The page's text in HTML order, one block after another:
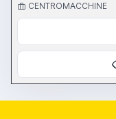
CENTROMACCHINE